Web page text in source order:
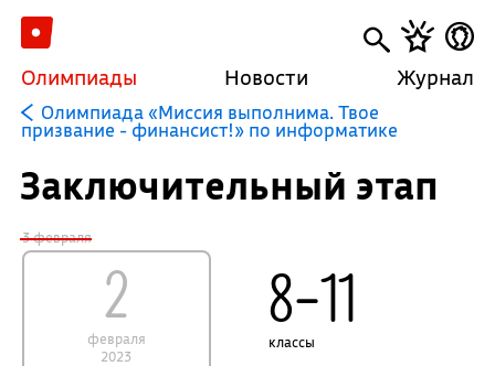
Олимпиады Новости Журнал
Олимпиада «Миссия выполнима. Твое
призвание - финансист!» по информатике
Заключительный этап
3 февраля
2
февраля
2023
8–11
классы